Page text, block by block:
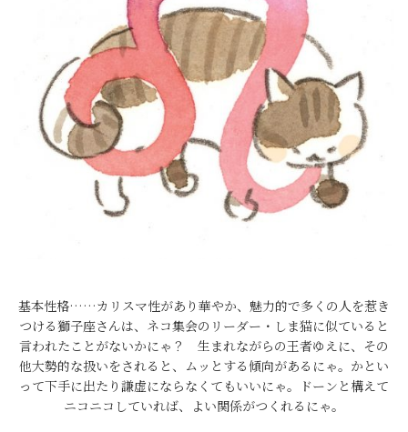
基本性格……カリスマ性があり華やか、魅力的で多くの人を惹き
つける獅子座さんは、ネコ集会のリーダー・しま猫に似ていると
言われたことがないかにゃ？ 生まれながらの王者ゆえに、その
他大勢的な扱いをされると、ムッとする傾向があるにゃ。かとい
って下手に出たり謙虚にならなくてもいいにゃ。ドーンと構えて
ニコニコしていれば、よい関係がつくれるにゃ。